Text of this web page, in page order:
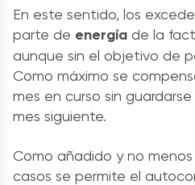
En este sentido, los
parte de energía de la
aunque sin el objetivo de
Como máximo se
mes en curso sin
mes siguiente.
Como añadido y no
casos se permite el